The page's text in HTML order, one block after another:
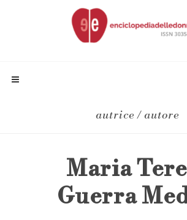
autrice / autore
Maria
Guerra